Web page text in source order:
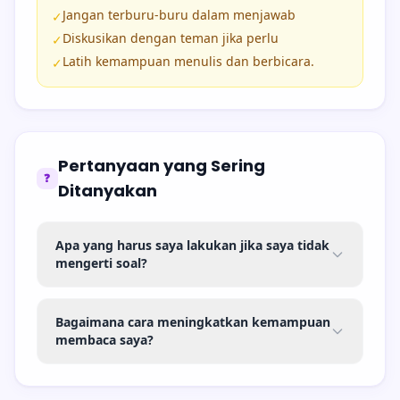
✓Jangan terburu-buru dalam menjawab
✓Diskusikan dengan teman jika perlu
✓Latih kemampuan menulis dan berbicara.
❓
Pertanyaan yang Sering
Ditanyakan
Apa yang harus saya lakukan jika saya tidak
mengerti soal?
Bagaimana cara meningkatkan kemampuan
membaca saya?